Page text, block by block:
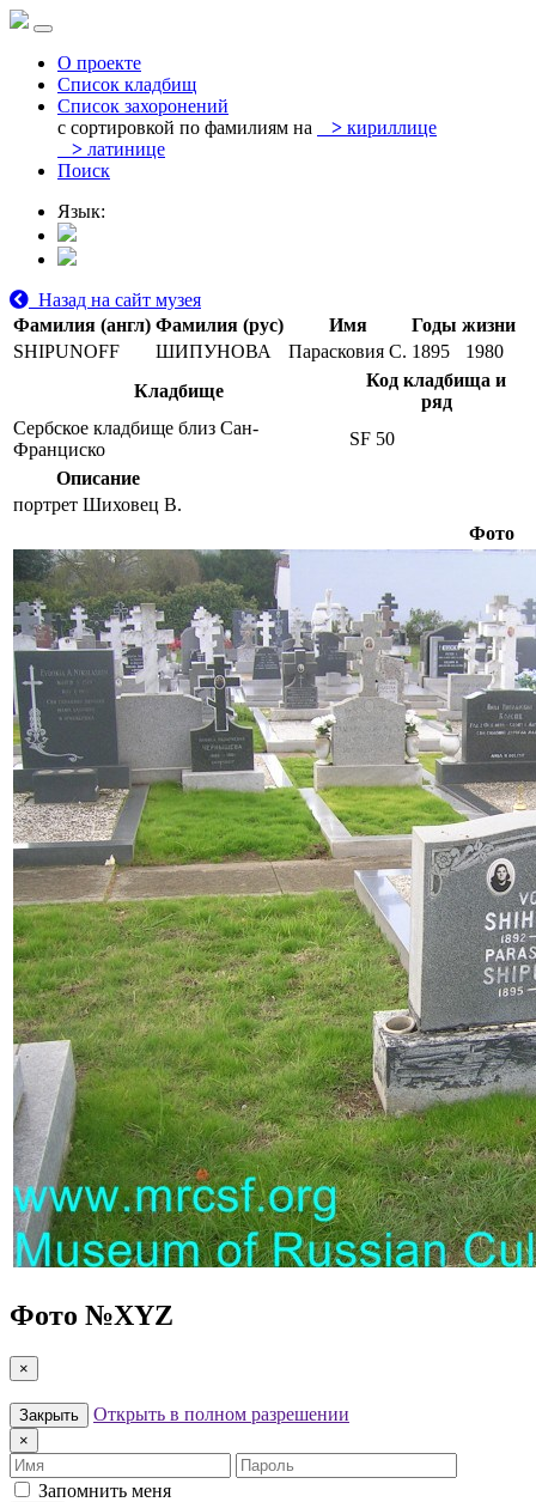
О проекте
Список кладбищ
Список захоронений
с сортировкой по фамилиям на
> кириллице
> латинице
Поиск
Язык:
Назад на сайт музея
Фамилия (англ) Фамилия (рус) Имя
Годы жизни
SHIPUNOFF
ШИПУНОВА Парасковия С. 1895
1980
Кладбище
Код кладбища и
ряд
Сербское кладбище близ Сан-
Франциско
SF 50
Описание
портрет Шиховец В.
Фото
Фото №XYZ
×
Закрыть Открыть в полном разрешении
×
Имя
Пароль
Запомнить меня